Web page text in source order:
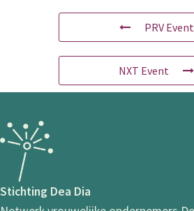
PRV Event
NXT Event
Stichting Dea Dia